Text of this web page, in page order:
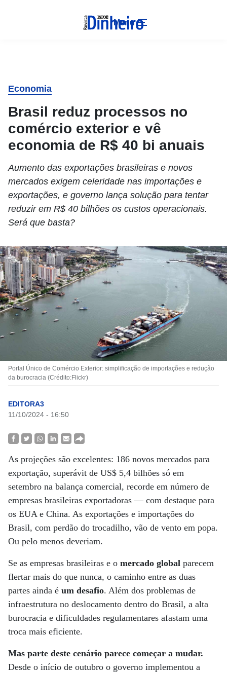
Menu
Economia
Brasil reduz processos no
comércio exterior e vê
economia de R$ 40 bi anuais
Aumento das exportações brasileiras e novos
mercados exigem celeridade nas importações e
exportações, e governo lança solução para tentar
reduzir em R$ 40 bilhões os custos operacionais.
Será que basta?
Portal Único de Comércio Exterior: simplificação de importações e redução
da burocracia (Crédito:Flickr)
EDITORA3
11/10/2024 - 16:50
As projeções são excelentes: 186 novos mercados para
exportação, superávit de US$ 5,4 bilhões só em
setembro na balança comercial, recorde em número de
empresas brasileiras exportadoras — com destaque para
os EUA e China. As exportações e importações do
Brasil, com perdão do trocadilho, vão de vento em popa.
Ou pelo menos deveriam.
Se as empresas brasileiras e o mercado global parecem
flertar mais do que nunca, o caminho entre as duas
partes ainda é um desafio. Além dos problemas de
infraestrutura no deslocamento dentro do Brasil, a alta
burocracia e dificuldades regulamentares afastam uma
troca mais eficiente.
Mas parte deste cenário parece começar a mudar.
Desde o início de outubro o governo implementou a